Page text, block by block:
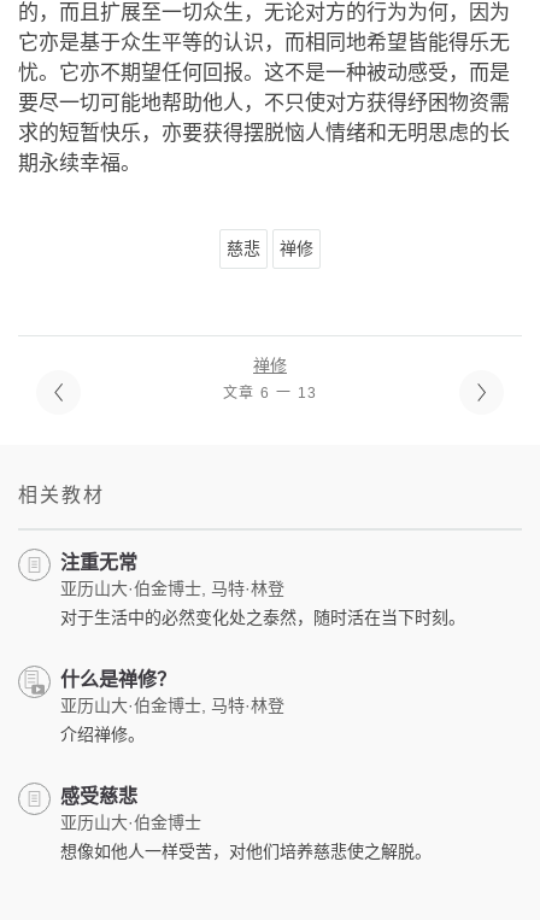
的，而且扩展至一切众生，无论对方的行为为何，因为
它亦是基于众生平等的认识，而相同地希望皆能得乐无
忧。它亦不期望任何回报。这不是一种被动感受，而是
要尽一切可能地帮助他人，不只使对方获得纾困物资需
求的短暂快乐，亦要获得摆脱恼人情绪和无明思虑的长
期永续幸福。
慈悲 禅修
禅修
文章 6 一 13
相关教材
注重无常
亚历山大·伯金博士, 马特·林登
对于生活中的必然变化处之泰然，随时活在当下时刻。
什么是禅修？
亚历山大·伯金博士, 马特·林登
介绍禅修。
感受慈悲
亚历山大·伯金博士
想像如他人一样受苦，对他们培养慈悲使之解脱。